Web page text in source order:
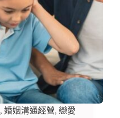
, 婚姻溝通經營, 戀愛